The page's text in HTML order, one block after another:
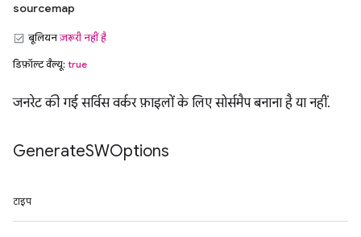
sourcemap
बूलियनज़रूरी नहीं है
डिफ़ॉल्ट वैल्यू: true
जनरेट की गई सर्विस वर्कर फ़ाइलों के लिए सोर्समैप बनाना है या नहीं.
GenerateSWOptions
टाइप